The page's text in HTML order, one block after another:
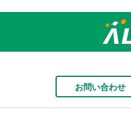
お問い合わせ